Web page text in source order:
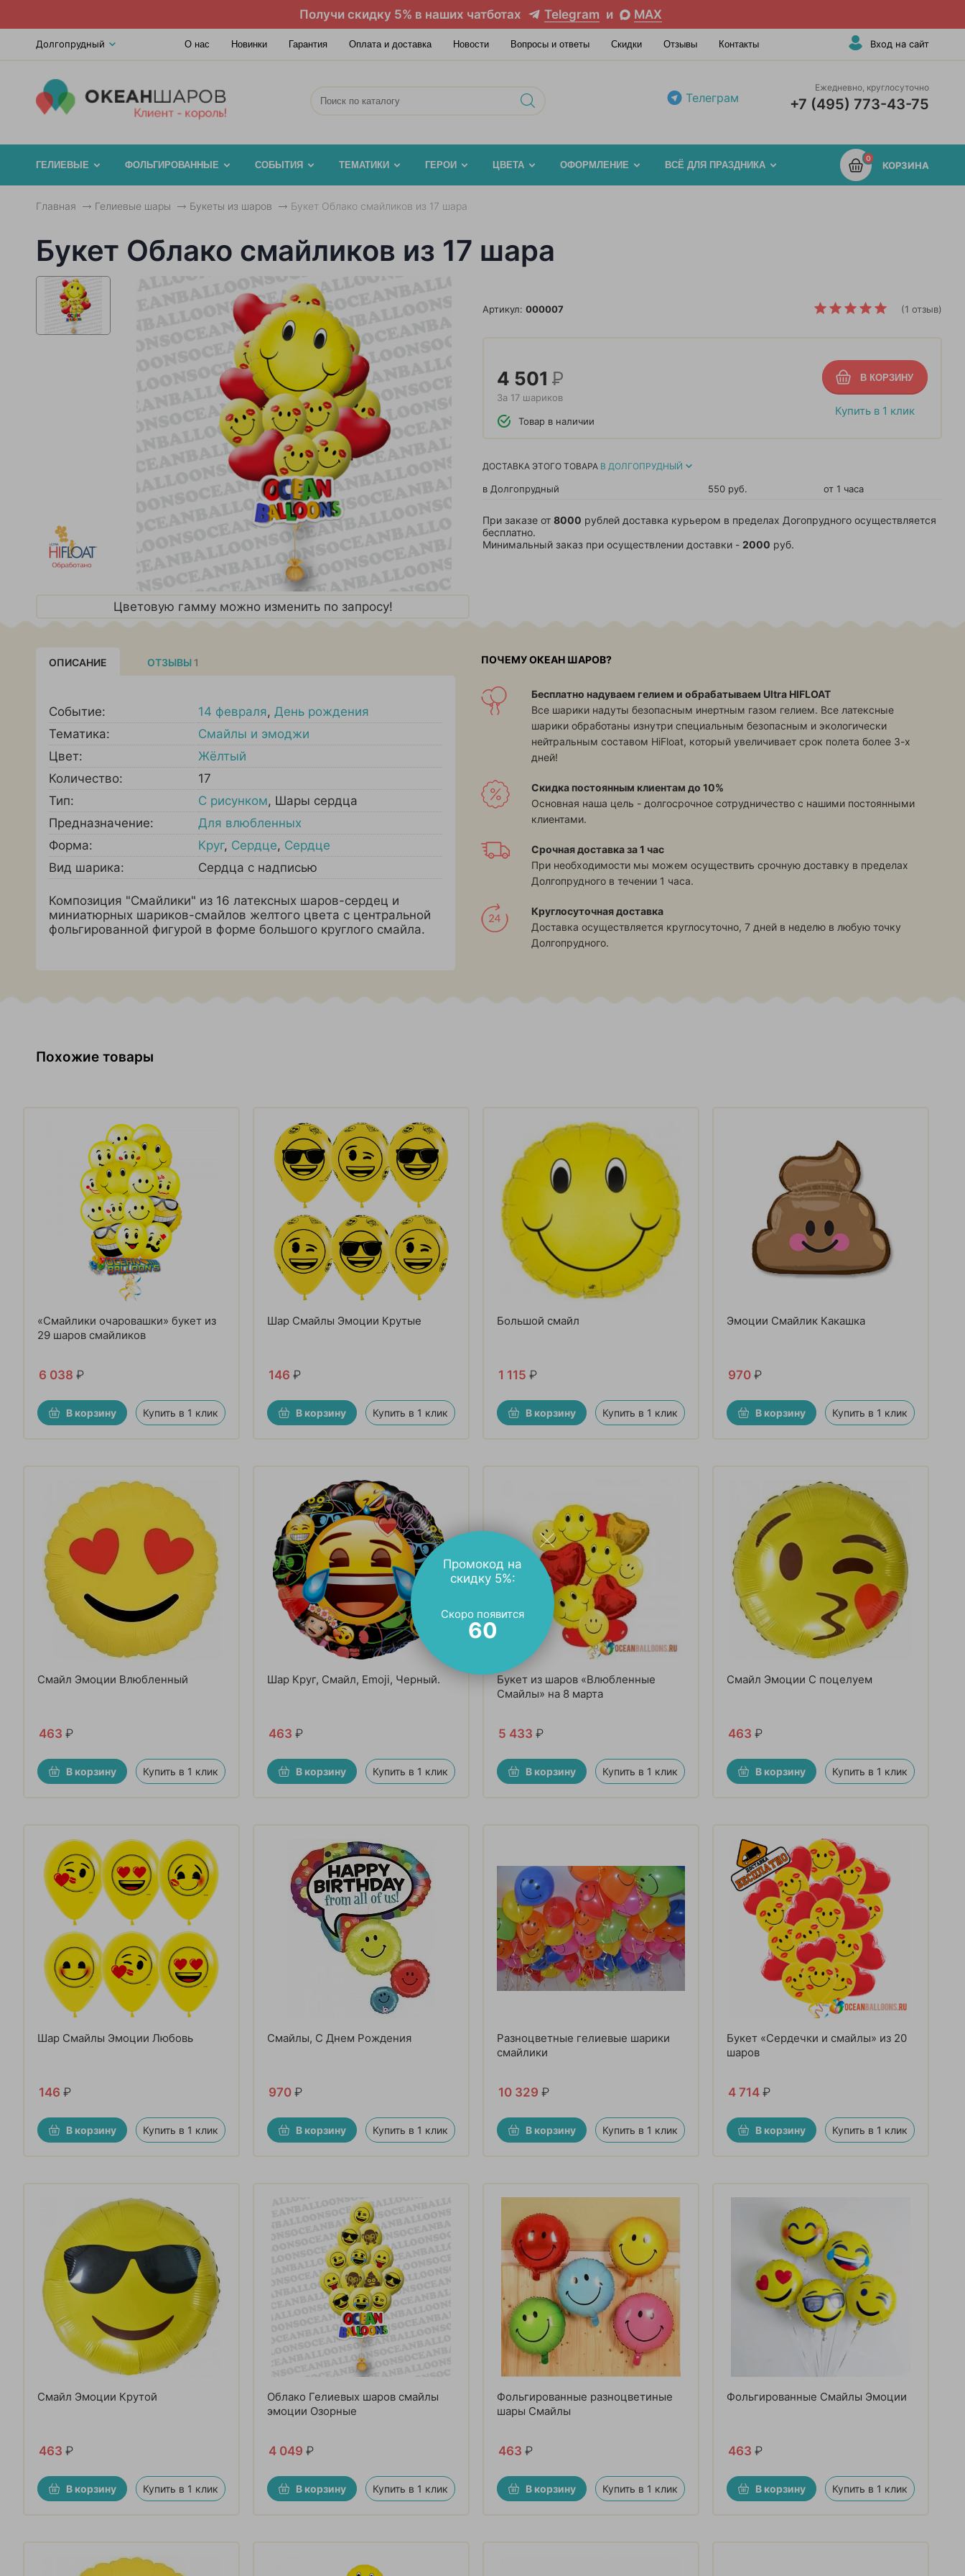
Получи скидку 5% в наших чатботах Telegram и MAX
Долгопрудный О нас Новинки Гарантия Оплата и доставка Новости Вопросы и ответы Скидки Отзывы Контакты Вход на сайт
Телеграм
Ежедневно, круглосуточно
+7 (495) 773-43-75
0
КОРЗИНА
ГЕЛИЕВЫЕ ФОЛЬГИРОВАННЫЕ СОБЫТИЯ ТЕМАТИКИ ГЕРОИ ЦВЕТА ОФОРМЛЕНИЕ ВСЁ ДЛЯ ПРАЗДНИКА
Главная Гелиевые шары Букеты из шаров Букет Облако смайликов из 17 шара
Букет Облако смайликов из 17 шара
Цветовую гамму можно изменить по запросу!
(1 отзыв)
Артикул: 000007
Купить в 1 клик
4 501 Р
За 17 шариков
Товар в наличии
ДОСТАВКА ЭТОГО ТОВАРА В ДОЛГОПРУДНЫЙ
в Долгопрудный 550 руб. от 1 часа
При заказе от 8000 рублей доставка курьером в пределах Догопрудного осуществляется
бесплатно.
Минимальный заказ при осуществлении доставки - 2000 руб.
ОПИСАНИЕ ОТЗЫВЫ 1
Событие: 14 февраля, День рождения
Тематика:
Смайлы и эмоджи
Цвет:
Жёлтый
Количество:
17
Тип:
С рисунком, Шары сердца
Предназначение:
Для влюбленных
Форма:
Круг, Сердце, Сердце
Вид шарика:
Сердца с надписью
Композиция "Смайлики" из 16 латексных шаров-сердец и
миниатюрных шариков-смайлов желтого цвета с центральной
фольгированной фигурой в форме большого круглого смайла.
ПОЧЕМУ ОКЕАН ШАРОВ?
Бесплатно надуваем гелием и обрабатываем Ultra HIFLOAT
Все шарики надуты безопасным инертным газом гелием. Все латексные
шарики обработаны изнутри специальным безопасным и экологически
нейтральным составом HiFloat, который увеличивает срок полета более 3-х
дней!
Скидка постоянным клиентам до 10%
Основная наша цель - долгосрочное сотрудничество с нашими постоянными
клиентами.
Срочная доставка за 1 час
При необходимости мы можем осуществить срочную доставку в пределах
Долгопрудного в течении 1 часа.
Круглосуточная доставка
Доставка осуществляется круглосуточно, 7 дней в неделю в любую точку
Долгопрудного.
Похожие товары
«Смайлики очаровашки» букет из
29 шаров смайликов
6 038 ₽
В корзину Купить в 1 клик
Шар Смайлы Эмоции Крутые
146 ₽
В корзину Купить в 1 клик
Большой смайл
1 115 ₽
В корзину Купить в 1 клик
Эмоции Смайлик Какашка
970 ₽
В корзину Купить в 1 клик
Смайл Эмоции Влюбленный
463 ₽
В корзину Купить в 1 клик
Шар Круг, Смайл, Emoji, Черный.
463 ₽
В корзину Купить в 1 клик
Букет из шаров «Влюбленные
Смайлы» на 8 марта
5 433 ₽
В корзину Купить в 1 клик
Смайл Эмоции С поцелуем
463 ₽
В корзину Купить в 1 клик
Шар Смайлы Эмоции Любовь
146 ₽
В корзину Купить в 1 клик
Смайлы, С Днем Рождения
970 ₽
В корзину Купить в 1 клик
Разноцветные гелиевые шарики
смайлики
10 329 ₽
В корзину Купить в 1 клик
Букет «Сердечки и смайлы» из 20
шаров
4 714 ₽
В корзину Купить в 1 клик
Смайл Эмоции Крутой
463 ₽
В корзину Купить в 1 клик
Облако Гелиевых шаров смайлы
эмоции Озорные
4 049 ₽
В корзину Купить в 1 клик
Фольгированные разноцветиные
шары Смайлы
463 ₽
В корзину Купить в 1 клик
Фольгированные Смайлы Эмоции
463 ₽
В корзину Купить в 1 клик
Промокод на
скидку 5%:
Скоро появится
59